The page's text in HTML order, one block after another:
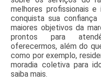
melhores profissionais e
conquista sua
maiores objetivos da
prontos para
oferecermos, além do
como por exemplo,
moradia coletiva para
saiba mais.